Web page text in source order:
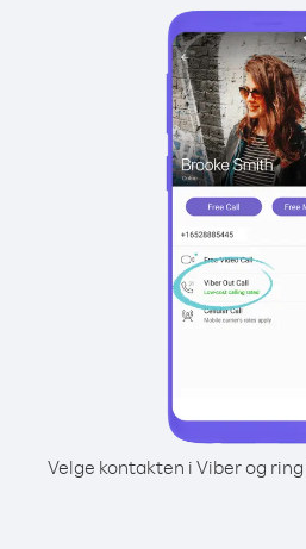
Velge kontakten i Viber og